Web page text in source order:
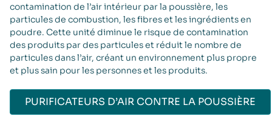
contamination de l’air intérieur par la poussière, les
particules de combustion, les fibres et les ingrédients en
poudre. Cette unité diminue le risque de contamination
des produits par des particules et réduit le nombre de
particules dans l’air, créant un environnement plus propre
et plus sain pour les personnes et les produits.
PURIFICATEURS D’AIR CONTRE LA POUSSIÈRE